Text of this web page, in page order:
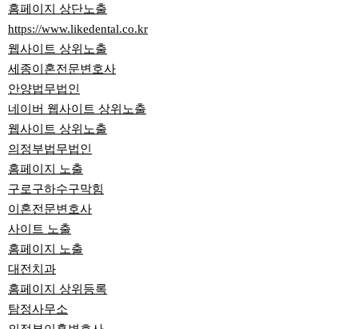
홈페이지 상단노출
https://www.likedental.co.kr
웹사이트 상위노출
세종이혼전문변호사
안양법무법인
네이버 웹사이트 상위노출
웹사이트 상위노출
의정부법무법인
홈페이지 노출
구로구하수구막힘
이혼전문변호사
사이트 노출
홈페이지 노출
대전치과
홈페이지 상위등록
탐정사무소